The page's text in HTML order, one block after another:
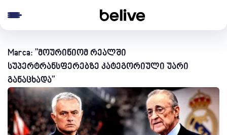
Marca: "მოურინიომ რეალში
სუპერტრანსფერებზე კატეგორიული უარი
განაცხადა"